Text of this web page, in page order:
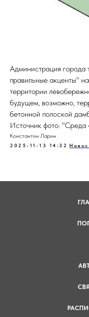
Администрация города
правильные акценты"
территории
будущем, возможно,
бетонной полоской
Источник фото: "Среда
Константин Ларин
2025-11-13 14:32